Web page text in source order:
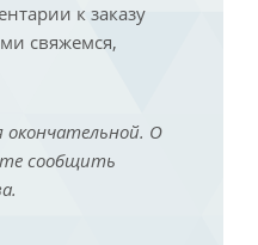
к заказу
свяжемся,
окончательной. О
сообщить